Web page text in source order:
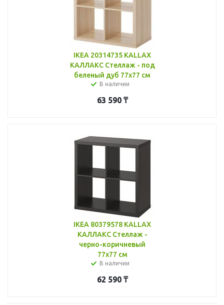
IKEA 20314735 KALLAX
КАЛЛАКС Стеллаж - под
беленый дуб 77x77 см
В наличии
63 590₸
IKEA 80379578 KALLAX
КАЛЛАКС Стеллаж -
черно-коричневый
77x77 см
В наличии
62 590₸